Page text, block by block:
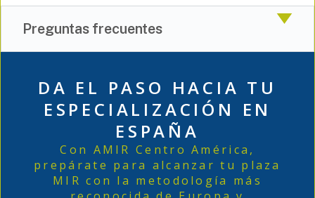
Preguntas frecuentes
DA EL PASO HACIA TU
ESPECIALIZACIÓN EN
ESPAÑA
Con AMIR Centro América,
prepárate para alcanzar tu plaza
MIR con la metodología más